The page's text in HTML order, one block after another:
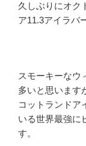
久しぶりにオク
ア11.3アイラバ
スモーキーなウ
多いと思います
コットランドア
いる世界最強に
す。